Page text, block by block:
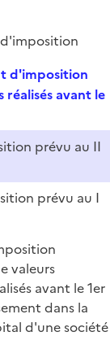
d'imposition
d'imposition
avant le
prévu au II
prévu au I
valeurs
avant le 1er
dans la
d'une société